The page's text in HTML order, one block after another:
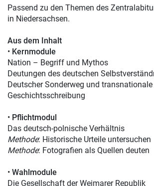
Passend zu den Themen des
in Niedersachsen.
Aus dem Inhalt
• Kernmodule
Nation – Begriff und Mythos
Deutungen des deutschen
Deutscher Sonderweg und transnationale
Geschichtsschreibung
• Pflichtmodul
Das deutsch-polnische Verhältnis
Methode: Historische Urteile untersuchen
Methode: Fotografien als Quellen deuten
• Wahlmodule
Die Gesellschaft der Weimarer Republik